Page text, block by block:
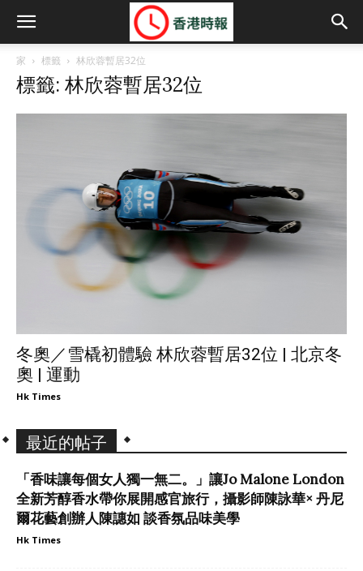
家 標籤 林欣蓉暫居32位
標籤: 林欣蓉暫居32位
冬奧／雪橇初體驗 林欣蓉暫居32位 | 北京冬
奧 | 運動
Hk Times
最近的帖子
「香味讓每個女人獨一無二。」讓Jo Malone London
全新芳醇香水帶你展開感官旅行，攝影師陳詠華× 丹尼
爾花藝創辦人陳譓如 談香氛品味美學
Hk Times